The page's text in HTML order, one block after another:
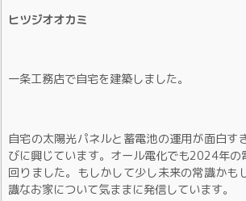
ヒツジオオカミ
一条工務店で自宅を建築しました。
自宅の太陽光パネルと蓄電池の運用が面白す
びに興じています。オール電化でも2024年
回りました。もしかして少し未来の常識かも
識なお家について気ままに発信しています。